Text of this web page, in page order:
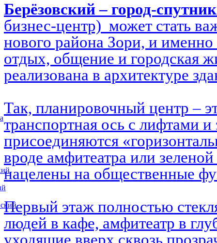
Берёзовский – город-
бизнес-центр) может стать
нового района Зори, и именно
отдых, общение и городская
реализована в архитектуре
Так, планировочный центр –
транспортная ось с лифтами и
присоединяются
вроде амфитеатра или
нацелены на общественные
Первый этаж полностью
людей в кафе, амфитеатр в